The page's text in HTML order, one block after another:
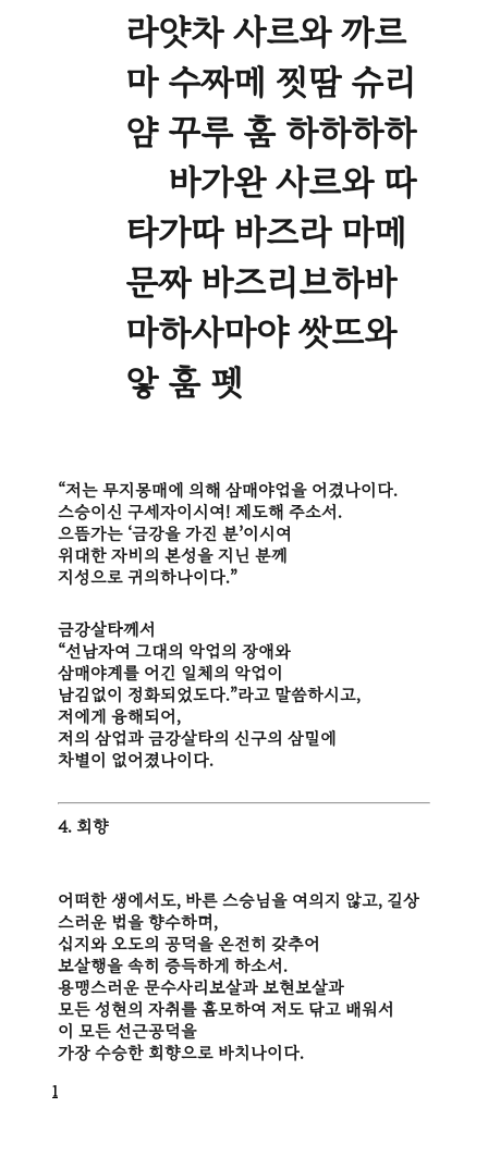
라얏차 사르와 까르
마 수짜메 찟땀 슈리
얌 꾸루 훔 하하하하
훟 바가완 사르와 따
타가따 바즈라 마메
문짜 바즈리브하바
마하사마야 쌋뜨와
앟 훔 펫
“저는 무지몽매에 의해 삼매야업을 어겼나이다.
스승이신 구세자이시여! 제도해 주소서.
으뜸가는 ‘금강을 가진 분’이시여
위대한 자비의 본성을 지닌 분께
지성으로 귀의하나이다.”
금강살타께서
“선남자여 그대의 악업의 장애와
삼매야계를 어긴 일체의 악업이
남김없이 정화되었도다.”라고 말씀하시고,
저에게 융해되어,
저의 삼업과 금강살타의 신구의 삼밀에
차별이 없어졌나이다.
4. 회향
어떠한 생에서도, 바른 스승님을 여의지 않고, 길상
스러운 법을 향수하며,
십지와 오도의 공덕을 온전히 갖추어
보살행을 속히 증득하게 하소서.
용맹스러운 문수사리보살과 보현보살과
모든 성현의 자취를 흠모하여 저도 닦고 배워서
이 모든 선근공덕을
가장 수승한 회향으로 바치나이다.
1